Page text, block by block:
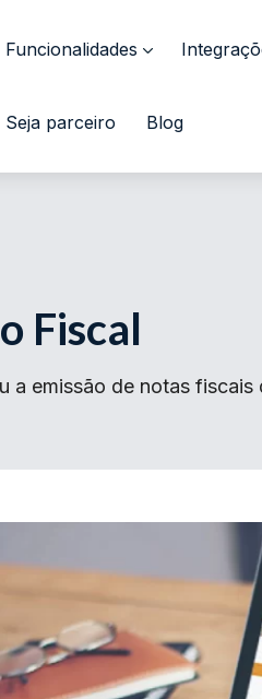
Funcionalidades
Seja parceiro Blog
Fiscal
a emissão de notas